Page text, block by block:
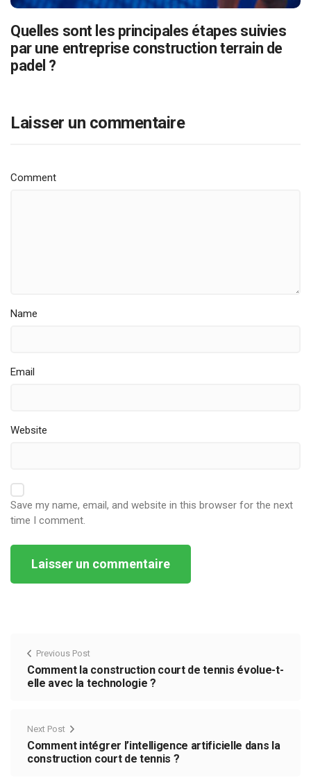
Quelles sont les principales étapes suivies
par une entreprise construction terrain de
padel ?
Laisser un commentaire
Comment
Name
Email
Website
Save my name, email, and website in this browser for the next
time I comment.
Previous Post
Comment la construction court de tennis évolue-t-
elle avec la technologie ?
Next Post
Comment intégrer l’intelligence artificielle dans la
construction court de tennis ?